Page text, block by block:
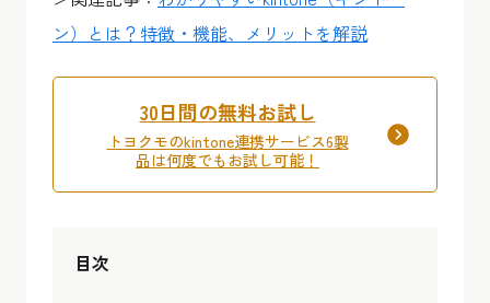
ン）とは？特徴・機能、メリットを解説
30日間の無料お試し
トヨクモのkintone連携サービス6製
品は何度でもお試し可能！
目次